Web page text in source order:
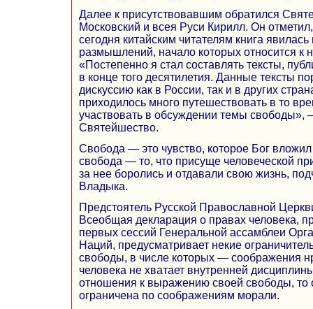
Далее к присутствовавшим обратился
Московский и всея Руси Кирилл. Он
сегодня китайским читателям книга
размышлений, начало которых относится к
«Постепенно я стал составлять тексты,
в конце того десятилетия. Данные тексты
дискуссию как в России, так и в других
приходилось много путешествовать в то
участвовать в обсуждении темы свободы»,
Святейшество.
Свобода — это чувство, которое Бог
свобода — то, что присуще человеческой
за нее боролись и отдавали свою жизнь,
Владыка.
Предстоятель Русской Православной
Всеобщая декларация о правах человека,
первых сессий Генеральной ассамблеи
Наций, предусматривает некие
свободы, в числе которых — соображения
человека не хватает внутренней
отношения к выражению своей свободы, то
ограничена по соображениям морали.